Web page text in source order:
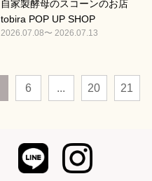
自家製酵母のスコーンのお店
tobira POP UP SHOP
2026.07.08〜 2026.07.13
6 ... 20 21